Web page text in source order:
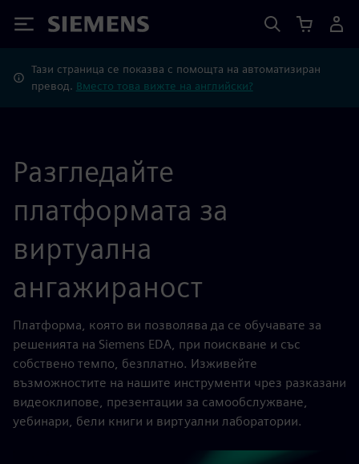
Siemens
Тази страница се показва с помощта на автоматизиран
превод. Вместо това вижте на английски?
Разгледайте
платформата за
виртуална
ангажираност
Платформа, която ви позволява да се обучавате за
решенията на Siemens EDA, при поискване и със
собствено темпо, безплатно. Изживейте
възможностите на нашите инструменти чрез разказани
видеоклипове, презентации за самообслужване,
уебинари, бели книги и виртуални лаборатории.